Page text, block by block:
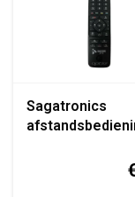
Sagatronics
voor Formuler